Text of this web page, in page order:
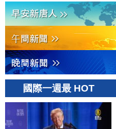
國際一週最 HOT